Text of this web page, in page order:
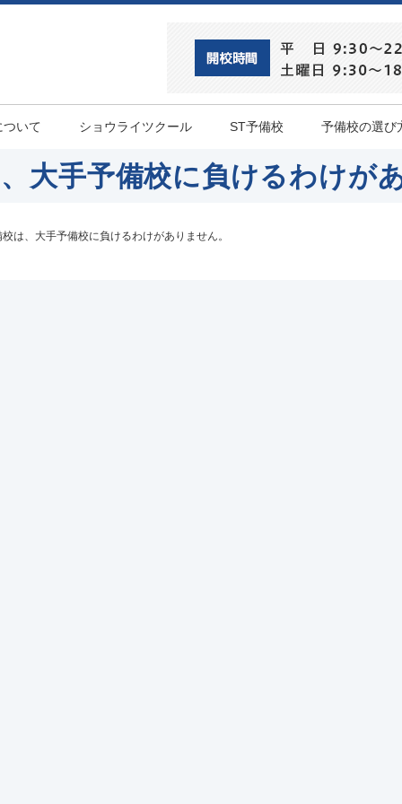
ついて ショウライツクール ST予備校 予備校の選び
大手予備校に負けるわけが
は、大手予備校に負けるわけがありません。